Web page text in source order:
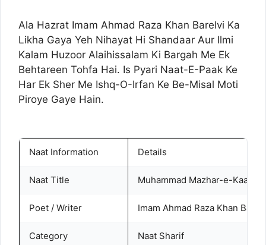
Ala Hazrat Imam Ahmad Raza Khan Barelvi Ka
Likha Gaya Yeh Nihayat Hi Shandaar Aur Ilmi
Kalam Huzoor Alaihissalam Ki Bargah Me Ek
Behtareen Tohfa Hai. Is Pyari Naat-E-Paak Ke
Har Ek Sher Me Ishq-O-Irfan Ke Be-Misal Moti
Piroye Gaye Hain.
Naat Information Details
Naat Title Muhammad Mazhar-e-Kaamil
Poet / Writer Imam Ahmad Raza Khan
Category Naat Sharif